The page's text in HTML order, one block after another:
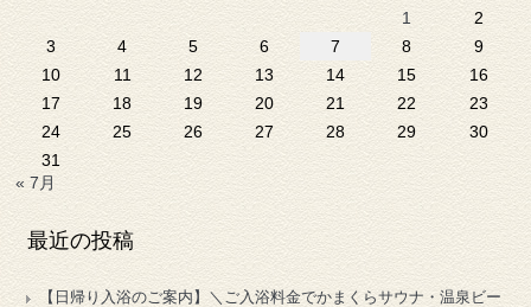
1
2
3
4 5 6 7 8
9
10
11 12 13 14 15
16
17
18 19 20 21 22
23
24
25 26 27 28 29
30
31
« 7月
最近の投稿
【日帰り入浴のご案内】＼ご入浴料金でかまくらサウナ・温泉ビー